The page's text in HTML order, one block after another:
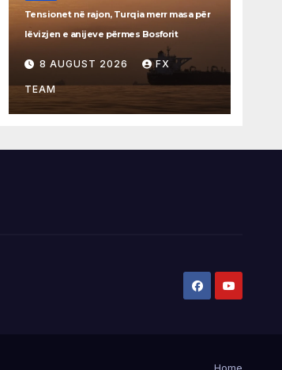
Tensionet në rajon, Turqia merr masa për
lëvizjen e anijeve përmes Bosforit
8 AUGUST 2026 FX
TEAM